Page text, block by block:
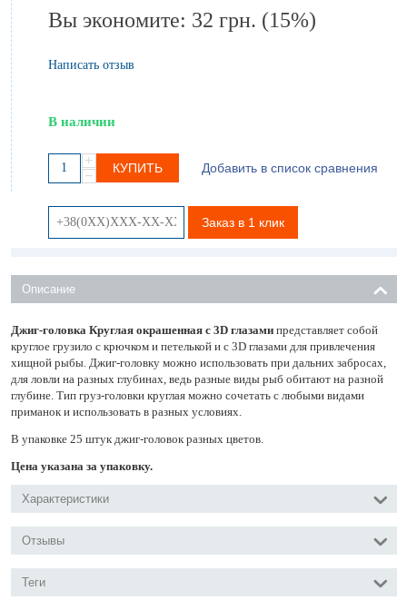
Вы экономите: 32 грн. (15%)
Написать отзыв
В наличии
+
−
КУПИТЬ Добавить в список сравнения
Заказ в 1 клик
Описание
Джиг-головка Круглая окрашенная с 3D глазамипредставляет собой
круглое грузило с крючком и петелькой и с 3D глазами для привлечения
хищной рыбы. Джиг-головку можно использовать при дальних забросах,
для ловли на разных глубинах, ведь разные виды рыб обитают на разной
глубине. Тип груз-головки круглая можно сочетать с любыми видами
приманок и использовать в разных условиях.
В упаковке 25 штук джиг-головок разных цветов.
Цена указана за упаковку.
Характеристики
Отзывы
Теги